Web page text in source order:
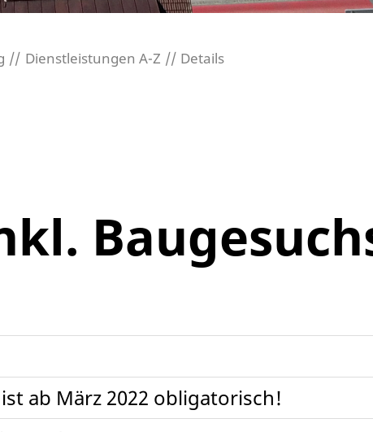
Dienstleistungen A-Z Details
ab März 2022 obligatorisch!